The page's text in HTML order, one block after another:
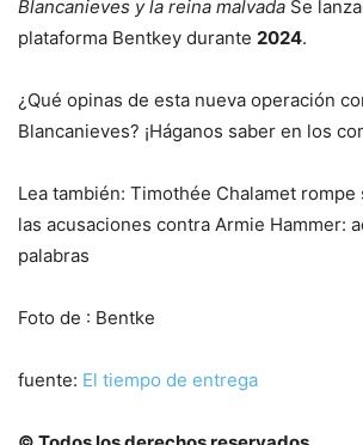
Blancanieves y la reina malvada Se
plataforma Bentkey durante 2024.
¿Qué opinas de esta nueva operación
Blancanieves? ¡Háganos saber en los
Lea también: Timothée Chalamet
las acusaciones contra Armie Hammer:
palabras
Foto de : Bentke
fuente: El tiempo de entrega